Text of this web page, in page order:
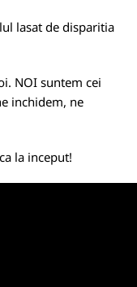
lasat de disparitia
NOI suntem cei
inchidem, ne
la inceput!